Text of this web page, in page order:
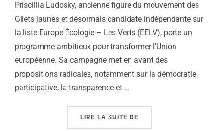
Priscillia Ludosky, ancienne figure du mouvement des
Gilets jaunes et désormais candidate indépendante sur
la liste Europe Écologie – Les Verts (EELV), porte un
programme ambitieux pour transformer l’Union
européenne. Sa campagne met en avant des
propositions radicales, notamment sur la démocratie
participative, la transparence et …
LIRE LA SUITE DE